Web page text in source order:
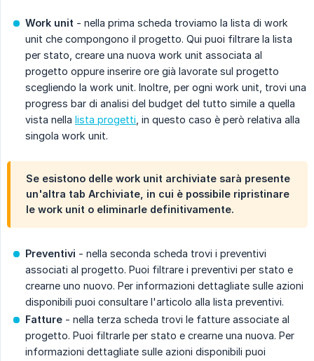
Work unit - nella prima scheda troviamo la lista di work
unit che compongono il progetto. Qui puoi filtrare la lista
per stato, creare una nuova work unit associata al
progetto oppure inserire ore già lavorate sul progetto
scegliendo la work unit. Inoltre, per ogni work unit, trovi una
progress bar di analisi del budget del tutto simile a quella
vista nella lista progetti , in questo caso è però relativa alla
singola work unit.
Se esistono delle work unit archiviate sarà presente
un'altra tab Archiviate , in cui è possibile ripristinare
le work unit o eliminarle definitivamente.
Preventivi - nella seconda scheda trovi i preventivi
associati al progetto. Puoi filtrare i preventivi per stato e
crearne uno nuovo. Per informazioni dettagliate sulle azioni
disponibili puoi consultare l'articolo alla lista preventivi.
Fatture - nella terza scheda trovi le fatture associate al
progetto. Puoi filtrarle per stato e crearne una nuova. Per
informazioni dettagliate sulle azioni disponibili puoi